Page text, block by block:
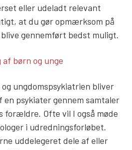
eller udeladt relevant
at du gør opmærksom på
gennemført bedst muligt.
børn og unge
ungdomspsykiatrien bliver
psykiater gennem samtaler
forældre. Ofte vil I også møde
i udredningsforløbet.
uddelegeret dele af eller